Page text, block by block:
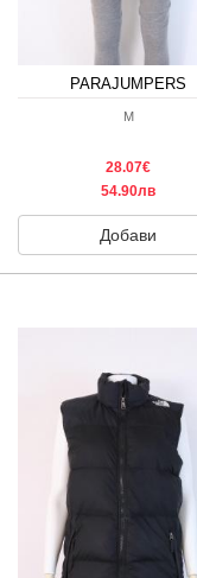
PARAJUMPERS
M
28.07€
54.90лв
Добави